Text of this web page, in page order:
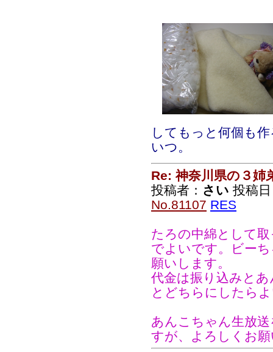
してもっと何個も
いつ。
Re: 神奈川県の３姉
投稿者： さい 投稿
No.81107 RES
たろの中綿として
でよいです。ビー
願いします。
代金は振り込みと
とどちらにしたら
あんこちゃん生放
すが、よろしくお